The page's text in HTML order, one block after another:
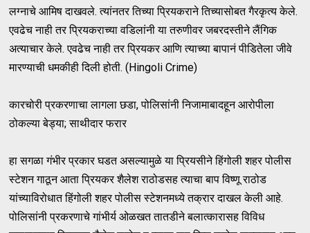
लग्नाचे आमिष दाखवले. त्यांनतर तिच्या प्रियकराने तिच्यासोबत गैरकृत्य केले.
एवढेच नाही तर प्रियकराच्या वडिलांनी या तरुणीवर जबरदस्तीने लैंगिक
अत्याचार केले. एवढेच नाही तर प्रियकर आणि त्याच्या बापानं पीडितेला जीवे
मारण्याची धमकीही दिली होती. (Hingoli Crime)
कारचोरी प्रकरणाचा लागला छडा, पोलिसांनी निजामाबादहून आरोपीला
ठोकल्या बेड्या; साथीदार फरार
हा सगळा गंभीर प्रकार घडत असल्यामुळे या प्रियसीने हिंगोली शहर पोलीस
स्टेशन गाठून आता प्रियकर शैलेश राठोडसह त्याचा बाप विष्णू राठोड
यांच्याविरोधात हिंगोली शहर पोलीस स्टेशनमध्ये तक्रार दाखल केली आहे.
पोलिसांनी प्रकरणाचे गांभीर्य ओळखत तातडीने बलात्कारासह विविध